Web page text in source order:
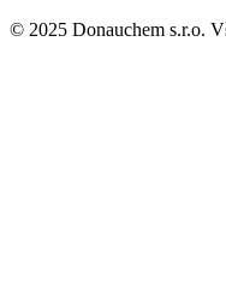
© 2025 Donauchem s.r.o.